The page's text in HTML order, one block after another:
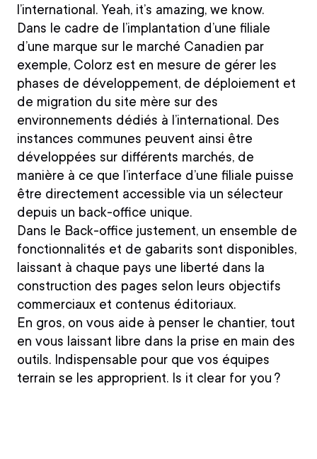
l’international. Yeah, it’s amazing, we know.
Dans le cadre de l’implantation d’une filiale
d’une marque sur le marché Canadien par
exemple, Colorz est en mesure de gérer les
phases de développement, de déploiement et
de migration du site mère sur des
environnements dédiés à l’international. Des
instances communes peuvent ainsi être
développées sur différents marchés, de
manière à ce que l’interface d’une filiale puisse
être directement accessible via un sélecteur
depuis un back-office unique.
Dans le Back-office justement, un ensemble de
fonctionnalités et de gabarits sont disponibles,
laissant à chaque pays une liberté dans la
construction des pages selon leurs objectifs
commerciaux et contenus éditoriaux.
En gros, on vous aide à penser le chantier, tout
en vous laissant libre dans la prise en main des
outils. Indispensable pour que vos équipes
terrain se les approprient. Is it clear for you ?